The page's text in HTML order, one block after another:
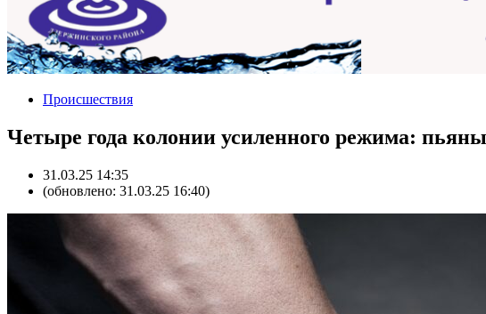
Происшествия
Четыре года колонии усиленного режима:
31.03.25 14:35
(обновлено: 31.03.25 16:40)